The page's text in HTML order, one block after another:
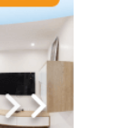
Audi
- трохи